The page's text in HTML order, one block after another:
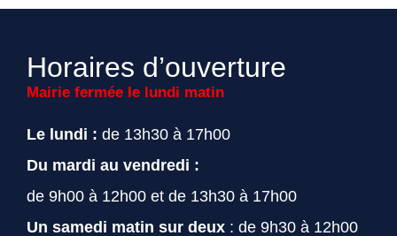
Horaires d’ouverture
Mairie fermée le lundi matin
Le lundi : de 13h30 à 17h00
Du mardi au vendredi :
de 9h00 à 12h00 et de 13h30 à 17h00
Un samedi matin sur deux : de 9h30 à 12h00